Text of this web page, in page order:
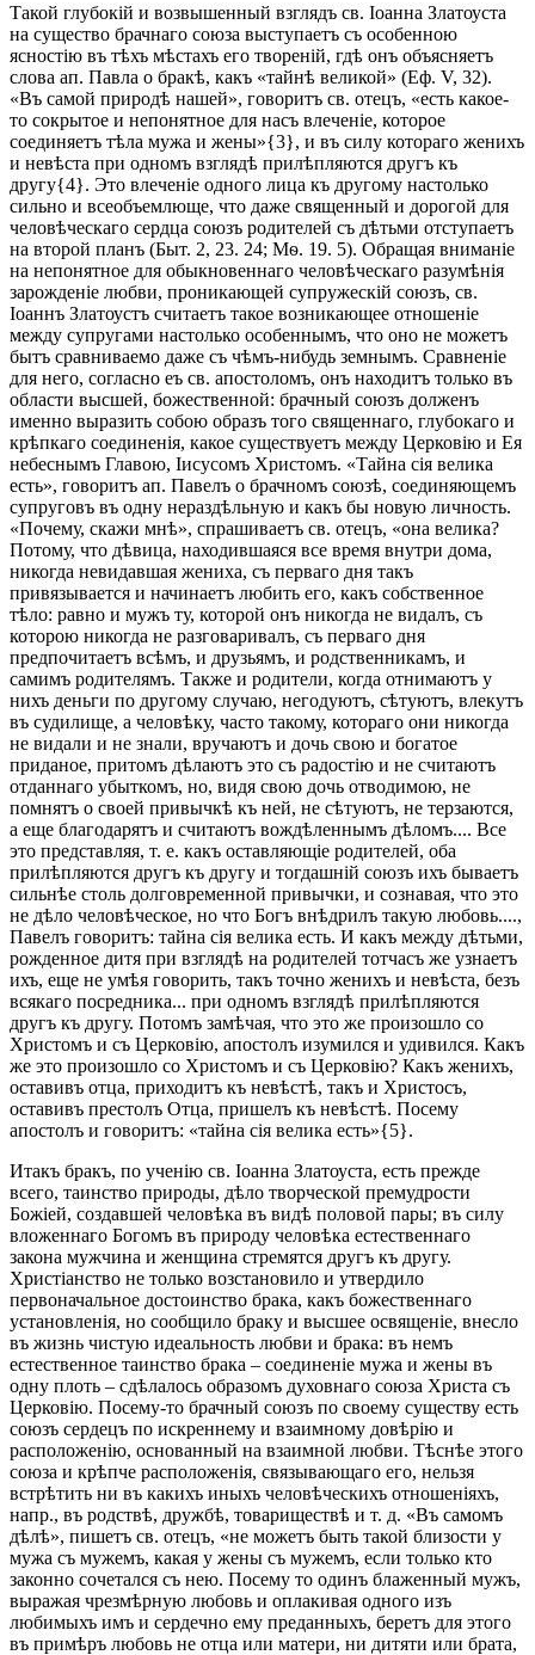
Такой глубокій и возвышенный взглядъ св. Іоанна Златоуста
на существо брачнаго союза выступаетъ съ особенною
ясностію въ тѣхъ мѣстахъ его твореній, гдѣ онъ объясняетъ
слова ап. Павла о бракѣ, какъ «тайнѣ великой» (Еф. V, 32).
«Въ самой природѣ нашей», говоритъ св. отецъ, «есть какое-
то сокрытое и непонятное для насъ влеченіе, которое
соединяетъ тѣла мужа и жены»{3}, и въ силу котораго женихъ
и невѣста при одномъ взглядѣ прилѣпляются другъ къ
другу{4}. Это влеченіе одного лица къ другому настолько
сильно и всеобъемлюще, что даже священный и дорогой для
человѣческаго сердца союзъ родителей съ дѣтьми отступаетъ
на второй планъ (Быт. 2, 23. 24; Мѳ. 19. 5). Обращая вниманіе
на непонятное для обыкновеннаго человѣческаго разумѣнія
зарожденіе любви, проникающей супружескій союзъ, св.
Іоаннъ Златоустъ считаетъ такое возникающее отношеніе
между супругами настолько особеннымъ, что оно не можетъ
бытъ сравниваемо даже съ чѣмъ-нибудь земнымъ. Сравненіе
для него, согласно еъ св. апостоломъ, онъ находитъ только въ
области высшей, божественной: брачный союзъ долженъ
именно выразить собою образъ того священнаго, глубокаго и
крѣпкаго соединенія, какое существуетъ между Церковію и Ея
небеснымъ Главою, Іисусомъ Христомъ. «Тайна сія велика
есть», говоритъ ап. Павелъ о брачномъ союзѣ, соединяющемъ
супруговъ въ одну нераздѣльную и какъ бы новую личность.
«Почему, скажи мнѣ», спрашиваетъ св. отецъ, «она велика?
Потому, что дѣвица, находившаяся все время внутри дома,
никогда невидавшая жениха, съ перваго дня такъ
привязывается и начинаетъ любить его, какъ собственное
тѣло: равно и мужъ ту, которой онъ никогда не видалъ, съ
которою никогда не разговаривалъ, съ перваго дня
предпочитаетъ всѣмъ, и друзьямъ, и родственникамъ, и
самимъ родителямъ. Также и родители, когда отнимаютъ у
нихъ деньги по другому случаю, негодуютъ, сѣтуютъ, влекутъ
въ судилище, а человѣку, часто такому, котораго они никогда
не видали и не знали, вручаютъ и дочь свою и богатое
приданое, притомъ дѣлаютъ это съ радостію и не считаютъ
отданнаго убыткомъ, но, видя свою дочь отводимою, не
помнятъ о своей привычкѣ къ ней, не сѣтуютъ, не терзаются,
а еще благодарятъ и считаютъ вождѣленнымъ дѣломъ.... Все
это представляя, т. е. какъ оставляющіе родителей, оба
прилѣпляются другъ къ другу и тогдашній союзъ ихъ бываетъ
сильнѣе столь долговременной привычки, и сознавая, что это
не дѣло человѣческое, но что Богъ внѣдрилъ такую любовь....,
Павелъ говоритъ: тайна сія велика есть. И какъ между дѣтьми,
рожденное дитя при взглядѣ на родителей тотчасъ же узнаетъ
ихъ, еще не умѣя говорить, такъ точно женихъ и невѣста, безъ
всякаго посредника... при одномъ взглядѣ прилѣпляются
другъ къ другу. Потомъ замѣчая, что это же произошло со
Христомъ и съ Церковію, апостолъ изумился и удивился. Какъ
же это произошло со Христомъ и съ Церковію? Какъ женихъ,
оставивъ отца, приходитъ къ невѣстѣ, такъ и Христосъ,
оставивъ престолъ Отца, пришелъ къ невѣстѣ. Посему
апостолъ и говоритъ: «тайна сія велика есть»{5}.
Итакъ бракъ, по ученію св. Іоанна Златоуста, есть прежде
всего, таинство природы, дѣло творческой премудрости
Божіей, создавшей человѣка въ видѣ половой пары; въ силу
вложеннаго Богомъ въ природу человѣка естественнаго
закона мужчина и женщина стремятся другъ къ другу.
Христіанство не только возстановило и утвердило
первоначальное достоинство брака, какъ божественнаго
установленія, но сообщило браку и высшее освященіе, внесло
въ жизнь чистую идеальность любви и брака: въ немъ
естественное таинство брака – соединеніе мужа и жены въ
одну плоть – сдѣлалось образомъ духовнаго союза Христа съ
Церковію. Посему-то брачный союзъ по своему существу есть
союзъ сердецъ по искреннему и взаимному довѣрію и
расположенію, основанный на взаимной любви. Тѣснѣе этого
союза и крѣпче расположенія, связывающаго его, нельзя
встрѣтить ни въ какихъ иныхъ человѣческихъ отношеніяхъ,
напр., въ родствѣ, дружбѣ, товариществѣ и т. д. «Въ самомъ
дѣлѣ», пишетъ св. отецъ, «не можетъ быть такой близости у
мужа съ мужемъ, какая у жены съ мужемъ, если только кто
законно сочетался съ нею. Посему то одинъ блаженный мужъ,
выражая чрезмѣрную любовь и оплакивая одного изъ
любимыхъ имъ и сердечно ему преданныхъ, беретъ для этого
въ примѣръ любовь не отца или матери, ни дитяти или брата,